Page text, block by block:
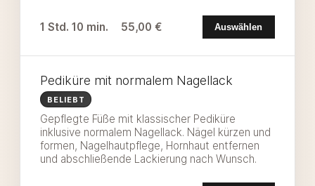
1 Std. 10 min. 55,00 € Auswählen
Pediküre mit normalem Nagellack
BELIEBT
Gepflegte Füße mit klassischer Pediküre
inklusive normalem Nagellack. Nägel kürzen und
formen, Nagelhautpflege, Hornhaut entfernen
und abschließende Lackierung nach Wunsch.